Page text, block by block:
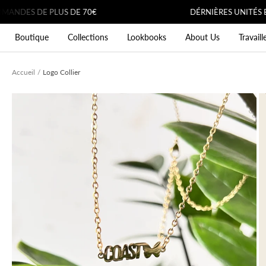
Passer
au
contenu
DE PLUS DE 70€ DÉRNIÈRES UNITÉS EN
Boutique Collections Lookbooks About Us
Accueil Logo Collier